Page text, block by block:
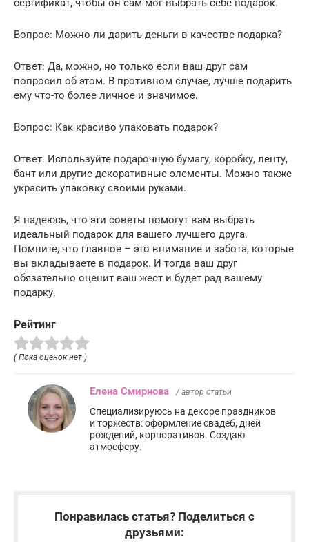
сертификат, чтобы он сам мог выбрать себе подарок.
Вопрос: Можно ли дарить деньги в качестве подарка?
Ответ: Да, можно, но только если ваш друг сам
попросил об этом. В противном случае, лучше подарить
ему что-то более личное и значимое.
Вопрос: Как красиво упаковать подарок?
Ответ: Используйте подарочную бумагу, коробку, ленту,
бант или другие декоративные элементы. Можно также
украсить упаковку своими руками.
Я надеюсь, что эти советы помогут вам выбрать
идеальный подарок для вашего лучшего друга.
Помните, что главное – это внимание и забота, которые
вы вкладываете в подарок. И тогда ваш друг
обязательно оценит ваш жест и будет рад вашему
подарку.
Рейтинг
( Пока оценок нет )
Елена Смирнова / автор статьи
Специализируюсь на декоре праздников
и торжеств: оформление свадеб, дней
рождений, корпоративов. Создаю
атмосферу.
Понравилась статья? Поделиться с
друзьями: